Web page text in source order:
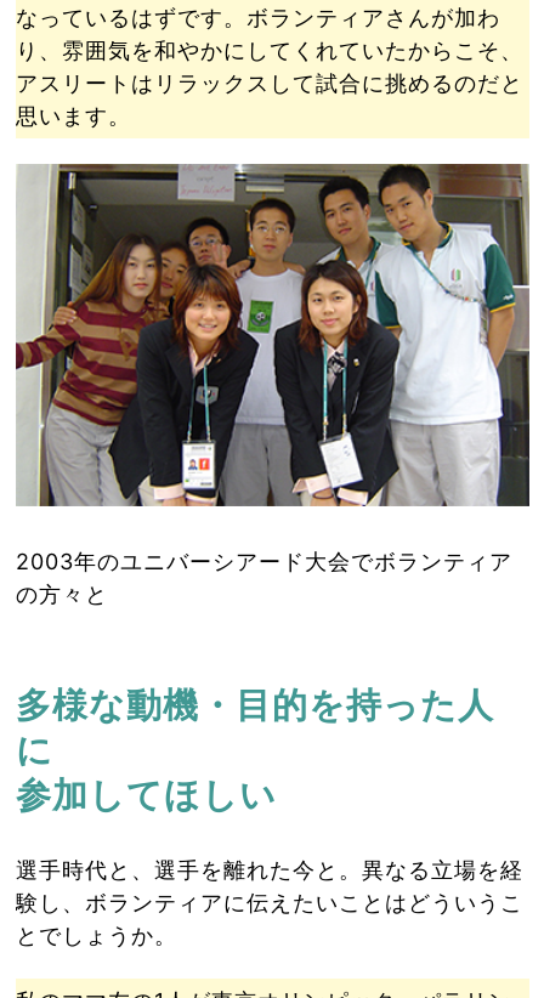
なっているはずです。ボランティアさんが加わ
り、雰囲気を和やかにしてくれていたからこそ、
アスリートはリラックスして試合に挑めるのだと
思います。
2003年のユニバーシアード大会でボランティア
の方々と
多様な動機・目的を持った人
に
参加してほしい
選手時代と、選手を離れた今と。異なる立場を経
験し、ボランティアに伝えたいことはどういうこ
とでしょうか。